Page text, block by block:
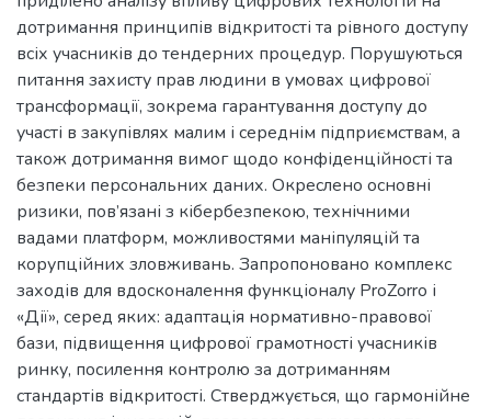
дотримання принципів відкритості та рівного доступу
всіх учасників до тендерних процедур. Порушуються
питання захисту прав людини в умовах цифрової
трансформації, зокрема гарантування доступу до
участі в закупівлях малим і середнім підприємствам, а
також дотримання вимог щодо конфіденційності та
безпеки персональних даних. Окреслено основні
ризики, пов’язані з кібербезпекою, технічними
вадами платформ, можливостями маніпуляцій та
корупційних зловживань. Запропоновано комплекс
заходів для вдосконалення функціоналу ProZorro і
«Дії», серед яких: адаптація нормативно-правової
бази, підвищення цифрової грамотності учасників
ринку, посилення контролю за дотриманням
стандартів відкритості. Стверджується, що гармонійне